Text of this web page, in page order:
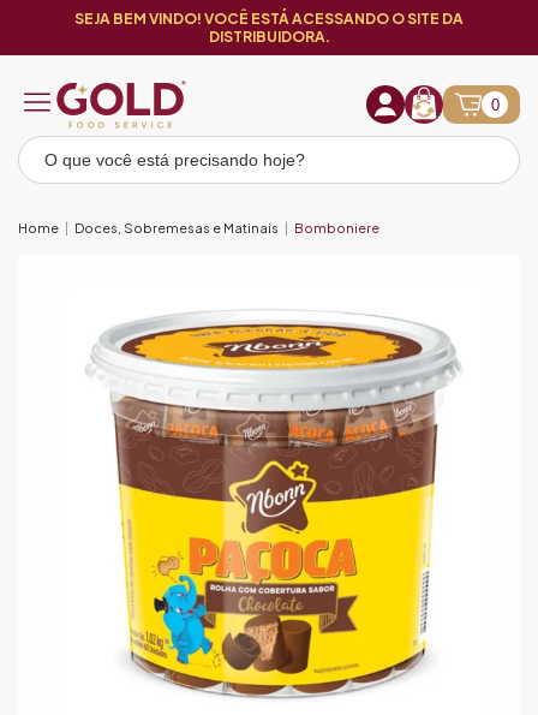
SEJA BEM VINDO! VOCÊ ESTÁ ACESSANDO O SITE DA
DISTRIBUIDORA.
0
Home Doces, Sobremesas e Matinais Bomboniere